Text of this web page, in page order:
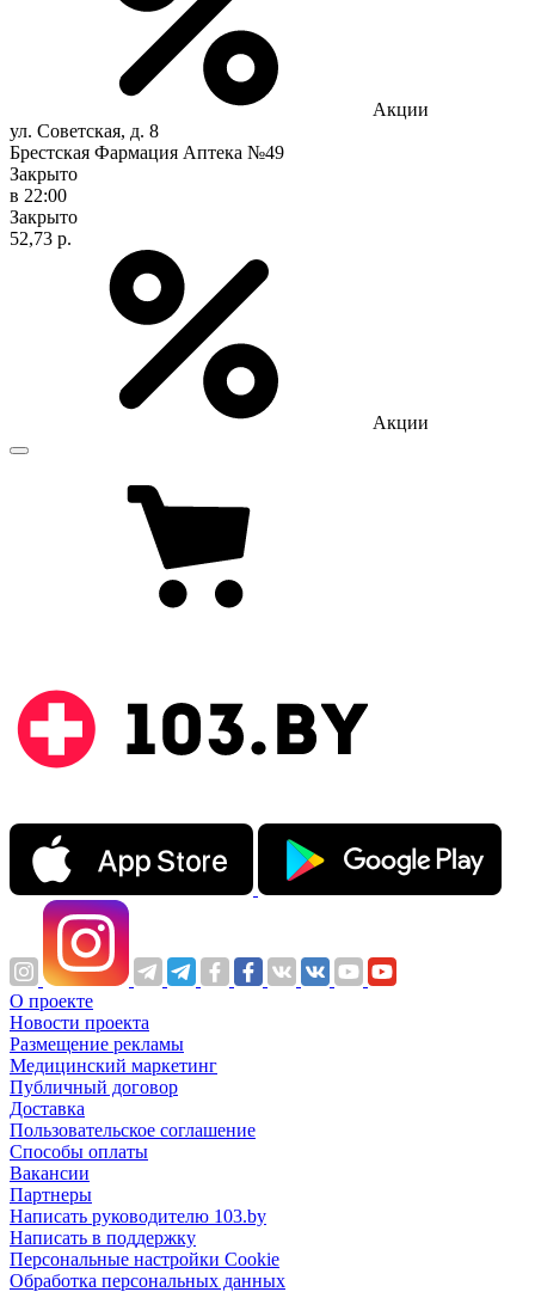
Акции
ул. Советская, д. 8
Брестская Фармация Аптека №49
Закрыто
в 22:00
Закрыто
52,73 р.
Акции
О проекте
Новости проекта
Размещение рекламы
Медицинский маркетинг
Публичный договор
Доставка
Пользовательское соглашение
Способы оплаты
Вакансии
Партнеры
Написать руководителю 103.by
Написать в поддержку
Персональные настройки Cookie
Обработка персональных данных